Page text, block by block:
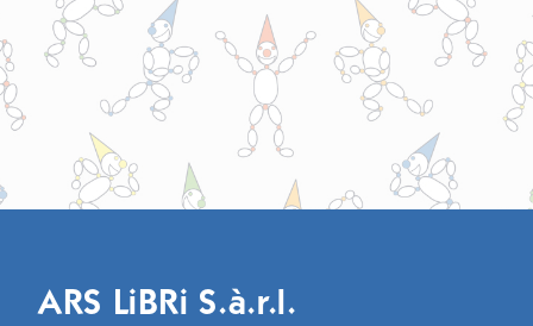
ARS LiBRi S.à.r.l.